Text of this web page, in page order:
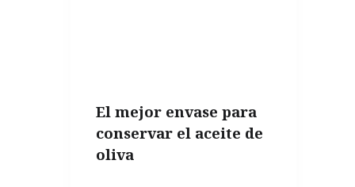
El mejor envase para
conservar el aceite de
oliva